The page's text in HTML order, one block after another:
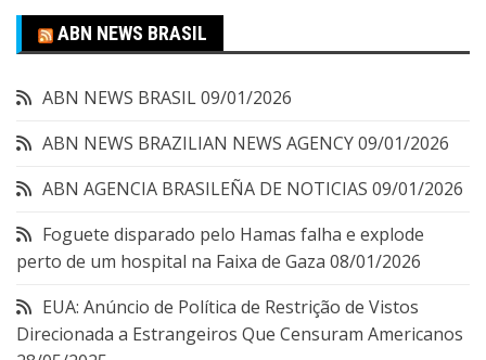
ABN NEWS BRASIL
ABN NEWS BRASIL09/01/2026
ABN NEWS BRAZILIAN NEWS AGENCY09/01/2026
ABN AGENCIA BRASILEÑA DE NOTICIAS 09/01/2026
Foguete disparado pelo Hamas falha e explode
perto de um hospital na Faixa de Gaza 08/01/2026
EUA: Anúncio de Política de Restrição de Vistos
Direcionada a Estrangeiros Que Censuram Americanos